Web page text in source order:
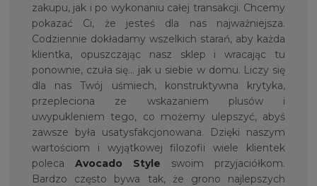
zakupu, jak i po wykonaniu całej transakcji. Chcemy
pokazać Ci, że jesteś dla nas najważniejsza.
Codziennie dokładamy wszelkich starań, aby każda
klientka, opuszczając nasz sklep i wracając tu
ponownie, czuła się… jak u siebie w domu. Liczy się
dla nas Twój uśmiech, konstruktywna krytyka,
przepleciona ze wskazaniem plusów i
uwypukleniem tego, co możemy ulepszyć, abyś
zawsze była usatysfakcjonowana. Dzięki naszym
wartościom i wyjątkowej filozofii wiele klientek
poleca
Avocado Style swoim przyjaciółkom.
Bardzo często bywa tak, że grono najlepszych